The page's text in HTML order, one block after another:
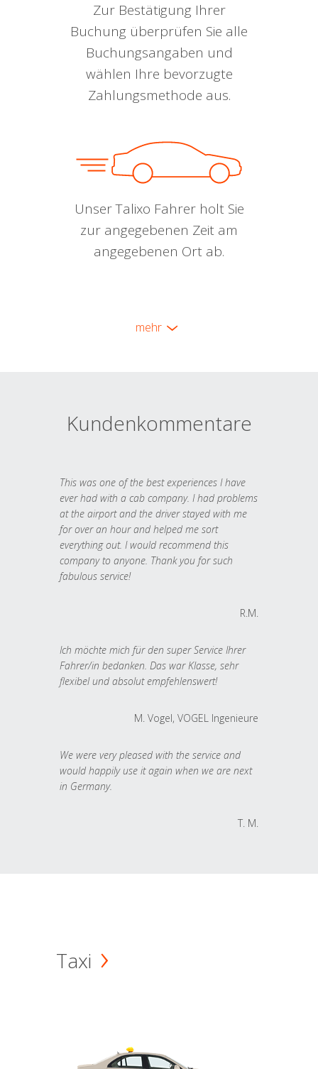
Zur Bestätigung Ihrer
Buchung überprüfen Sie alle
Buchungsangaben und
wählen Ihre bevorzugte
Zahlungsmethode aus.
Unser Talixo Fahrer holt Sie
zur angegebenen Zeit am
angegebenen Ort ab.
mehr
Kundenkommentare
This was one of the best experiences I have
ever had with a cab company. I had problems
at the airport and the driver stayed with me
for over an hour and helped me sort
everything out. I would recommend this
company to anyone. Thank you for such
fabulous service!
R.M.
Ich möchte mich für den super Service Ihrer
Fahrer/in bedanken. Das war Klasse, sehr
flexibel und absolut empfehlenswert!
M. Vogel, VOGEL Ingenieure
We were very pleased with the service and
would happily use it again when we are next
in Germany.
T. M.
Taxi